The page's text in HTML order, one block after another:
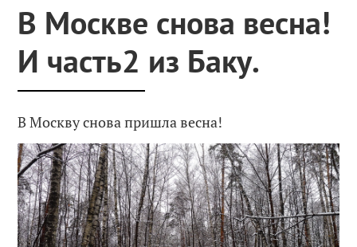
В Москве снова весна!
И часть2 из Баку.
В Москву снова пришла весна!